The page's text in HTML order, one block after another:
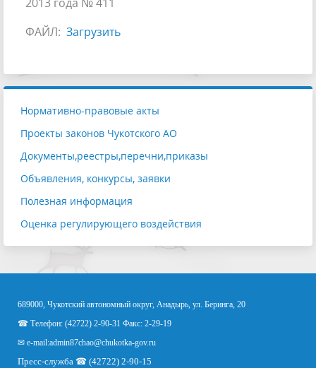
ФАЙЛ: Загрузить
Нормативно-правовые акты
Проекты законов Чукотского АО
Документы,реестры,перечни,приказы
Объявления, конкурсы, заявки
Полезная информация
Оценка регулирующего воздействия
689000, Чукотский автономный округ, Анадырь, ул. Беринга, 20
☎ Телефон: (42722) 2-90-31 Факс: 2-29-19
✉ e-mail:admin87chao@chukotka-gov.ru
Пресс-служба ☎ (42722) 2-90-15